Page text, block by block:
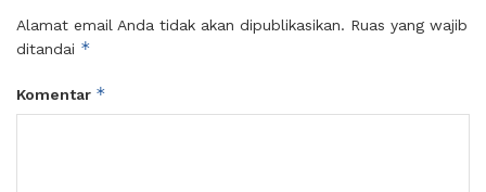
Alamat email Anda tidak akan dipublikasikan. Ruas yang wajib
ditandai *
Komentar *